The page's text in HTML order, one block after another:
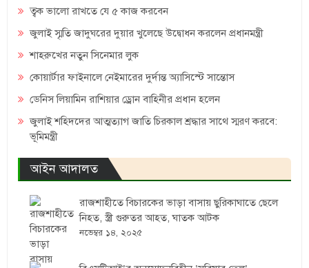
ত্বক ভালো রাখতে যে ৫ কাজ করবেন
জুলাই স্মৃতি জাদুঘরের দুয়ার খুলেছে উদ্বোধন করলেন প্রধানমন্ত্রী
শাহরুখের নতুন সিনেমার লুক
কোয়ার্টার ফাইনালে নেইমারের দুর্দান্ত অ্যাসিস্টে সান্তোস
ডেনিস লিয়ামিন রাশিয়ার ড্রোন বাহিনীর প্রধান হলেন
জুলাই শহিদদের আত্মত্যাগ জাতি চিরকাল শ্রদ্ধার সাথে স্মরণ করবে:
ভূমিমন্ত্রী
আইন আদালত
রাজশাহীতে বিচারকের ভাড়া বাসায় ছুরিকাঘাতে ছেলে
নিহত, স্ত্রী গুরুতর আহত, ঘাতক আটক
নভেম্বর ১৪, ২০২৫